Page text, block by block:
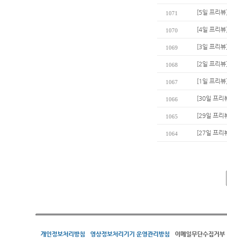
1071 [5일 프리
1070 [4일 프리
1069 [3일 프리
1068 [2일 프리
1067 [1일 프리
1066 [30일 프리
1065 [29일 프리
1064 [27일 프리
개인정보처리방침 영상정보처리기기 운영관리방침 이메일무단수집거부